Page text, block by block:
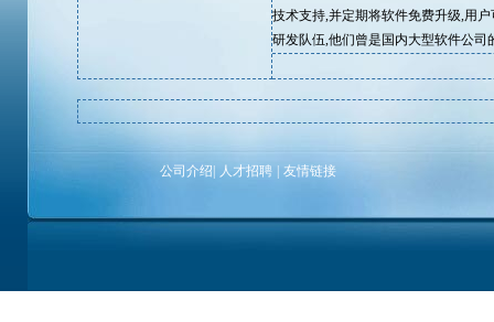
技术支持,并定期将软件免费升级,用
研发队伍,他们曾是国内大型软件公
公司介绍 人才招聘 友情链接